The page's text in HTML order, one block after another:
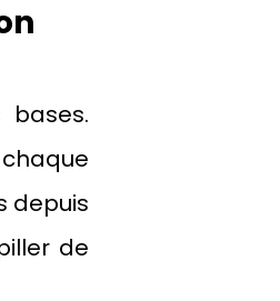
depuis
de